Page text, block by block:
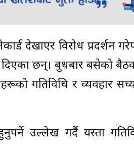
देखाएर विरोध प्रदर्शन
दिएका छन्। बुधबार बसेको
गतिविधि र व्यवहार
उल्लेख गर्दै यस्ता